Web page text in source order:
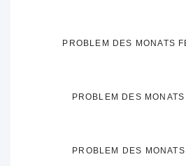
PROBLEM DES MONATS
PROBLEM DES
PROBLEM DES